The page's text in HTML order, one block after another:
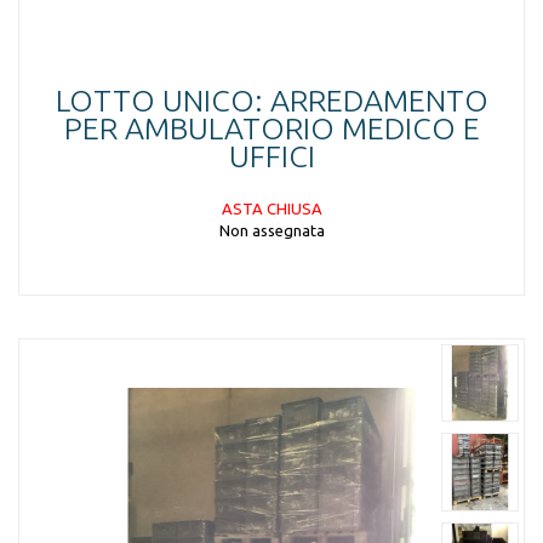
LOTTO UNICO: ARREDAMENTO
PER AMBULATORIO MEDICO E
UFFICI
ASTA CHIUSA
Non assegnata